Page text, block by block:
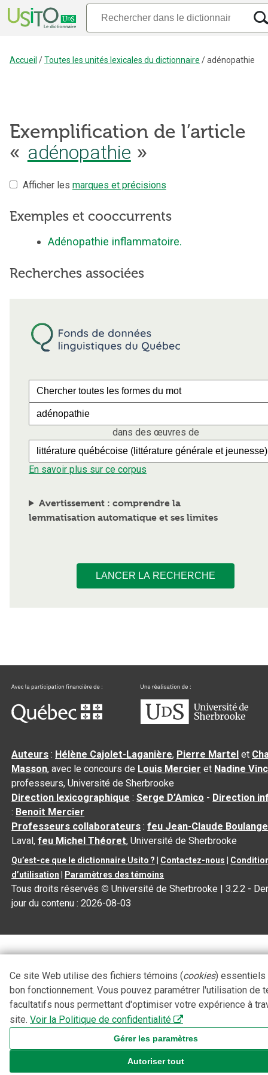
Accueil /Toutes les unités lexicales du dictionnaire /adénopathie
Exemplification de l’article
« adénopathie »
Afficher les marques et précisions
Exemples et cooccurrents
Adénopathie inflammatoire.
Recherches associées
dans des œuvres de
En savoir plus sur ce corpus
Avertissement : comprendre la
lemmatisation automatique et ses limites
LANCER LA RECHERCHE
Auteurs : Hélène Cajolet-Laganière, Pierre Martel et
Masson, avec le concours de Louis Mercier et Nadine
professeurs, Université de Sherbrooke
Direction lexicographique :Serge D’Amico - Direction
: Benoit Mercier
Professeurs collaborateurs :feu Jean-Claude
Laval,feu Michel Théoret, Université de Sherbrooke
Qu’est-ce que le dictionnaire Usito ? Contactez-nous
d’utilisation
Paramètres des témoins
Tous droits réservés © Université de Sherbrooke |3.2.2 -
jour du contenu :2026-08-03
Ce site Web utilise des fichiers témoins (cookies) essentiels
bon fonctionnement. Vous pouvez paramétrer l'utilisation de
facultatifs nous permettant d'optimiser votre expérience à
site. Voir la Politique de confidentialité
Gérer les paramètres
Autoriser tout